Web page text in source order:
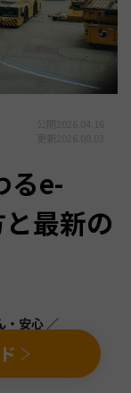
るe-
最新の
・安心 ／